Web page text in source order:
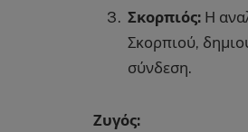
Σκορπιός: Η
Σκορπιού,
σύνδεση.
Ζυγός: